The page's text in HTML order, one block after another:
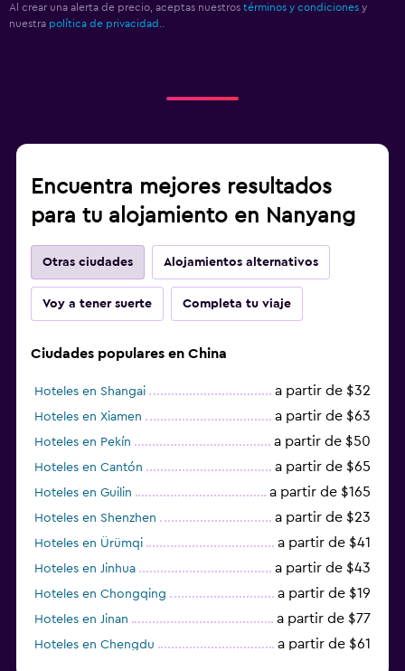
Al crear una alerta de precio, aceptas nuestros términos y condiciones y
nuestra política de privacidad.
Encuentra mejores resultados
para tu alojamiento en Nanyang
Otras ciudades Alojamientos alternativos
Voy a tener suerte Completa tu viaje
Ciudades populares en China
Hoteles en Shangai a partir de $32
Hoteles en Xiamen a partir de $63
Hoteles en Pekín a partir de $50
Hoteles en Cantón a partir de $65
Hoteles en Guilin a partir de $165
Hoteles en Shenzhen a partir de $23
Hoteles en Ürümqi a partir de $41
Hoteles en Jinhua a partir de $43
Hoteles en Chongqing a partir de $19
Hoteles en Jinan a partir de $77
Hoteles en Chengdu a partir de $61